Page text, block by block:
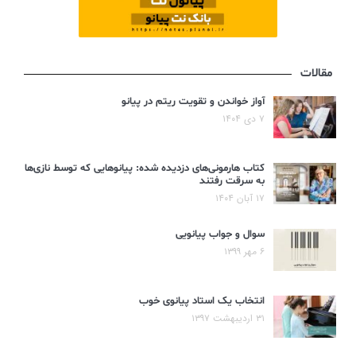
مقالات
آواز خواندن و تقویت ریتم در پیانو
۷ دی ۱۴۰۴
کتاب هارمونی‌های دزدیده شده: پیانوهایی که توسط نازی‌ها
به سرقت رفتند
۱۷ آبان ۱۴۰۴
سوال و جواب پیانویی
۶ مهر ۱۳۹۹
انتخاب یک استاد پیانوی خوب
۳۱ اردیبهشت ۱۳۹۷